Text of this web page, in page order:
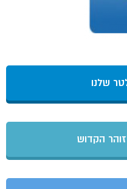
שלנו
הקדוש